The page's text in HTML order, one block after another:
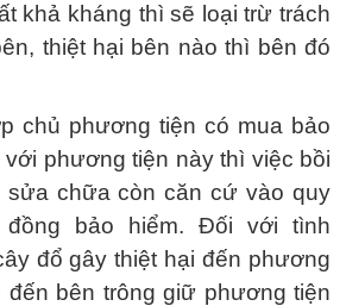
khả kháng thì sẽ loại trừ trách
thiệt hại bên nào thì bên đó
chủ phương tiện có mua bảo
với phương tiện này thì việc bồi
sửa chữa còn căn cứ vào quy
bảo hiểm. Đối với tình
đổ gây thiệt hại đến phương
đến bên trông giữ phương tiện